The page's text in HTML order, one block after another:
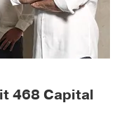
468 Capital